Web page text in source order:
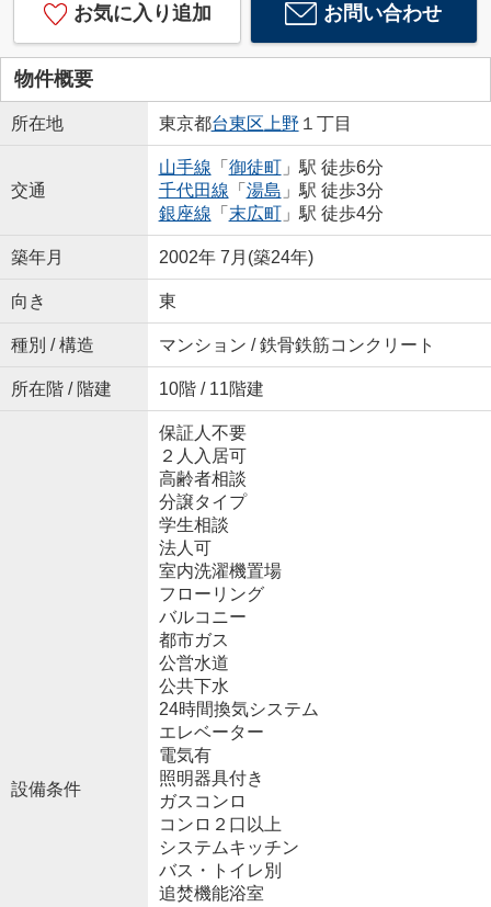
お気に入り追加 お問い合わせ
物件概要
所在地 東京都台東区 上野 １丁目
交通
山手線 「 御徒町」駅 徒歩6分
千代田線 「 湯島 」駅 徒歩3分
銀座線 「 末広町」駅 徒歩4分
築年月 2002年 7月(築24年)
向き 東
種別 / 構造 マンション / 鉄骨鉄筋コンクリート
所在階 / 階建 10階 / 11階建
設備条件
保証人不要
２人入居可
高齢者相談
分譲タイプ
学生相談
法人可
室内洗濯機置場
フローリング
バルコニー
都市ガス
公営水道
公共下水
24時間換気システム
エレベーター
電気有
照明器具付き
ガスコンロ
コンロ２口以上
システムキッチン
バス・トイレ別
追焚機能浴室